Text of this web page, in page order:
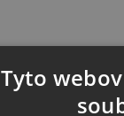
Tyto